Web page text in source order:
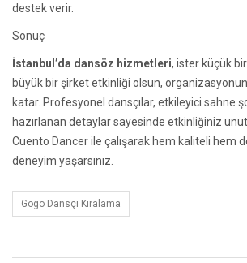
destek verir.
Sonuç
İstanbul’da dansöz hizmetleri, ister küçük
büyük bir şirket etkinliği olsun,
katar. Profesyonel dansçılar, etkileyici sahne
hazırlanan detaylar sayesinde etkinliğiniz
Cuento Dancer ile çalışarak hem kaliteli hem
deneyim yaşarsınız.
Gogo Dansçı Kiralama